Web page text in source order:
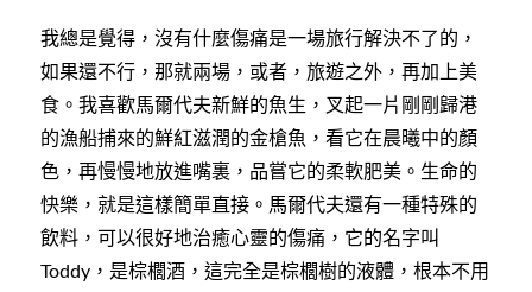
我總是覺得，沒有什麼傷痛是一場旅行解決不了的，
如果還不行，那就兩場，或者，旅遊之外，再加上美
食。我喜歡馬爾代夫新鮮的魚生，叉起一片剛剛歸港
的漁船捕來的鮮紅滋潤的金槍魚，看它在晨曦中的顏
色，再慢慢地放進嘴裏，品嘗它的柔軟肥美。生命的
快樂，就是這樣簡單直接。馬爾代夫還有一種特殊的
飲料，可以很好地治癒心靈的傷痛，它的名字叫
Toddy ，是棕櫚酒，這完全是棕櫚樹的液體，根本不用